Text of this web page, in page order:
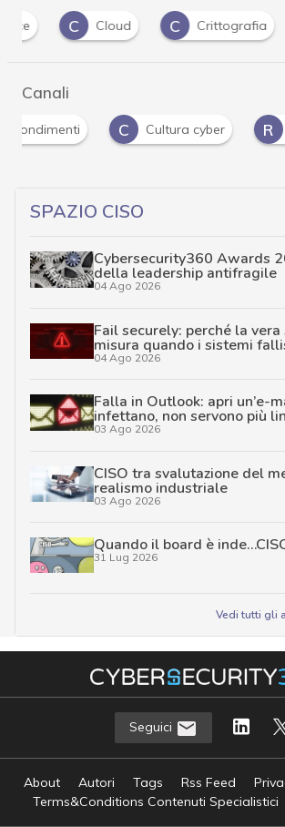
C
Cloud C Crittografia C
Canali
C Cultura cyber R
SPAZIO CISO
Cybersecurity360 Awards
della leadership antifragile
04 Ago 2026
Fail securely: perché la vera
misura quando i sistemi
04 Ago 2026
Falla in Outlook: apri un’e-
infettano, non servono più
03 Ago 2026
CISO tra svalutazione del
realismo industriale
03 Ago 2026
Quando il board è
31 Lug 2026
Vedi tutti gli
Seguici
About Autori Tags Rss Feed
Terms&Conditions Contenuti Specialistici